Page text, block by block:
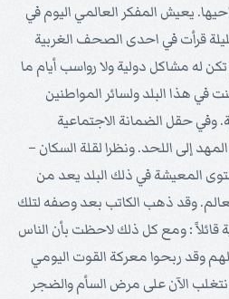
يعيش المفكر العالمي اليوم في
قرأت في احدى الصحف الغربية
له مشاكل دولية ولا رواسب أيام ما
في هذا البلد ولسائر المواطنين
وفي حقل الضمانة الاجتماعية
إلى اللحد. ونظرا لقلة السكان –
المعيشة في ذلك البلد يعد من
وقد ذهب الكاتب بعد وصفه لتلك
قائلاً : ومع كل ذلك لاحظت بأن الناس
وقد ربحوا معركة القوت اليومي
الآن على مرض السأم والضجر